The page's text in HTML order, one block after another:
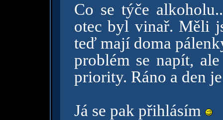
Co se týče
otec byl vinař. Měli
teď mají doma
problém se napít,
priority. Ráno a den
Já se pak přihlásím